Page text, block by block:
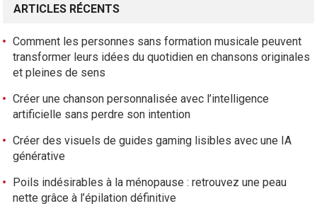
ARTICLES RÉCENTS
Comment les personnes sans formation musicale peuvent
transformer leurs idées du quotidien en chansons originales
et pleines de sens
Créer une chanson personnalisée avec l’intelligence
artificielle sans perdre son intention
Créer des visuels de guides gaming lisibles avec une IA
générative
Poils indésirables à la ménopause : retrouvez une peau
nette grâce à l’épilation définitive